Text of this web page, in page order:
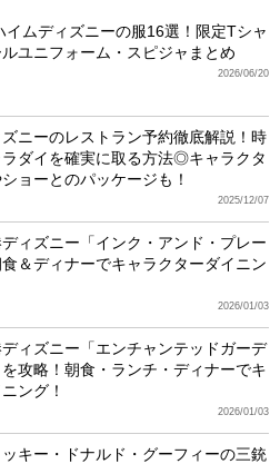
イムディズニーの服16選！限定Tシャ
ユニフォーム・スピジャまとめ
2026/06/20
ニーのレストラン予約徹底解説！時
ダイを確実に取る方法◎キャラクタ
ョーとのパッケージも！
2025/12/07
ディズニー「インク・アンド・プレー
食＆ディナーでキャラクターダイニン
2026/01/03
ディズニー「エンチャンテッドガーデ
攻略！朝食・ランチ・ディナーでキ
ング！
2026/01/03
ッキー・ドナルド・グーフィーの三銃